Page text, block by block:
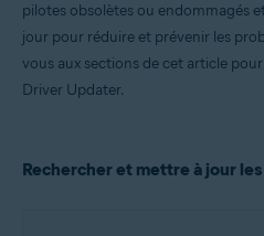
Systèmes d'exploitation:
pilotes obsolètes ou endommagés
jour pour réduire et prévenir les
vous aux sections de cet article
Driver Updater.
Rechercher et mettre à jour